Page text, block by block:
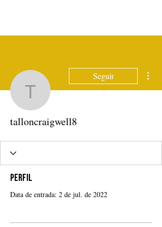
talloncraigwell8
Seguir
talloncraigwell8
Perfil
Data de entrada: 2 de jul. de 2022